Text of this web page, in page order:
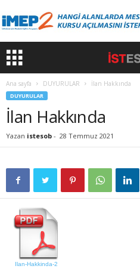
Ana sayfa DUYURULAR İlan Hakkında
DUYURULAR
İlan Hakkında
Yazan istesob - 28 Temmuz 2021
Ilan-Hakkinda-2